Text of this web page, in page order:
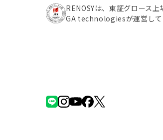
RENOSYは、東証グロース上
GA technologiesが運営して